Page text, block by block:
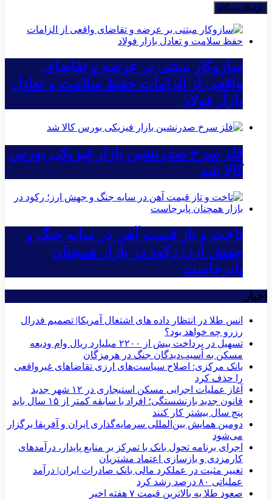
سازوکار مبتنی بر عرضه و تقاضای
واقعی از الزامات حفظ سلامت و تعادل
بازار فولاد
فلز سرخ صدرنشین بازار فیزیکی بورس
کالا شد
تاخت و تاز قیمت آهن در سایه جنگ و
جهش ارز؛ رکود در بازار همچنان
پابرجاست
اخبار
انس طلا در انتظار داده های اشتغال آمریکا| تصمیم فدرال
رزرو چه خواهد بود؟
تسهیل در پرداخت بیش از ۲۲۰۰ میلیارد ریال وام ودیعه
مسکن به آسیب‌دیدگان جنگ در هرمزگان
بانک مرکزی: اصلاح سیاست‌های ارزی تقاضاهای غیرواقعی
را حذف کرد
آغاز عملیات اجرایی مسکن استیجاری در ۱۲ شهر جدید
قانون جدید بازنشستگی؛ افراد با سابقه کمتر از ۱۵ سال باید
پنج سال بیشتر کار کنند
دومین همایش بین‌المللی سرمایه‌گذاری ایران و آفریقا برگزار
می‌شود
اجرای برنامه تحول بانک با تمرکز بر منابع پایدار، درآمدهای
کارمزدی و بازسازی اعتماد مشتریان
تغییر مثبت در عملکرد مالی بانک صادرات ایران| درآمد
عملیاتی ۸۰ درصد رشد کرد
صعود طلا به بالاترین قیمت ۷ هفته اخیر